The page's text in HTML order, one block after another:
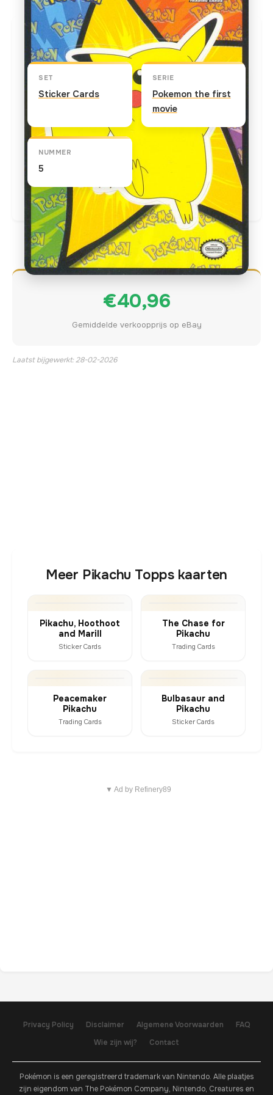
Kaart info
SET
Sticker Cards
SERIE
Pokemon the first
movie
NUMMER
5
Actuele marktprijs
€40,96
Gemiddelde verkoopprijs op eBay
Laatst bijgewerkt: 28-02-2026
Meer Pikachu Topps kaarten
Pikachu, Hoothoot
and Marill
Sticker Cards
The Chase for
Pikachu
Trading Cards
Peacemaker
Pikachu
Trading Cards
Bulbasaur and
Pikachu
Sticker Cards
▼ Ad by Refinery89
Privacy Policy Disclaimer Algemene Voorwaarden
FAQ
Wie zijn wij?
Contact
Pokémon is een geregistreerd trademark van Nintendo. Alle plaatjes
zijn eigendom van The Pokémon Company, Nintendo, Creatures en